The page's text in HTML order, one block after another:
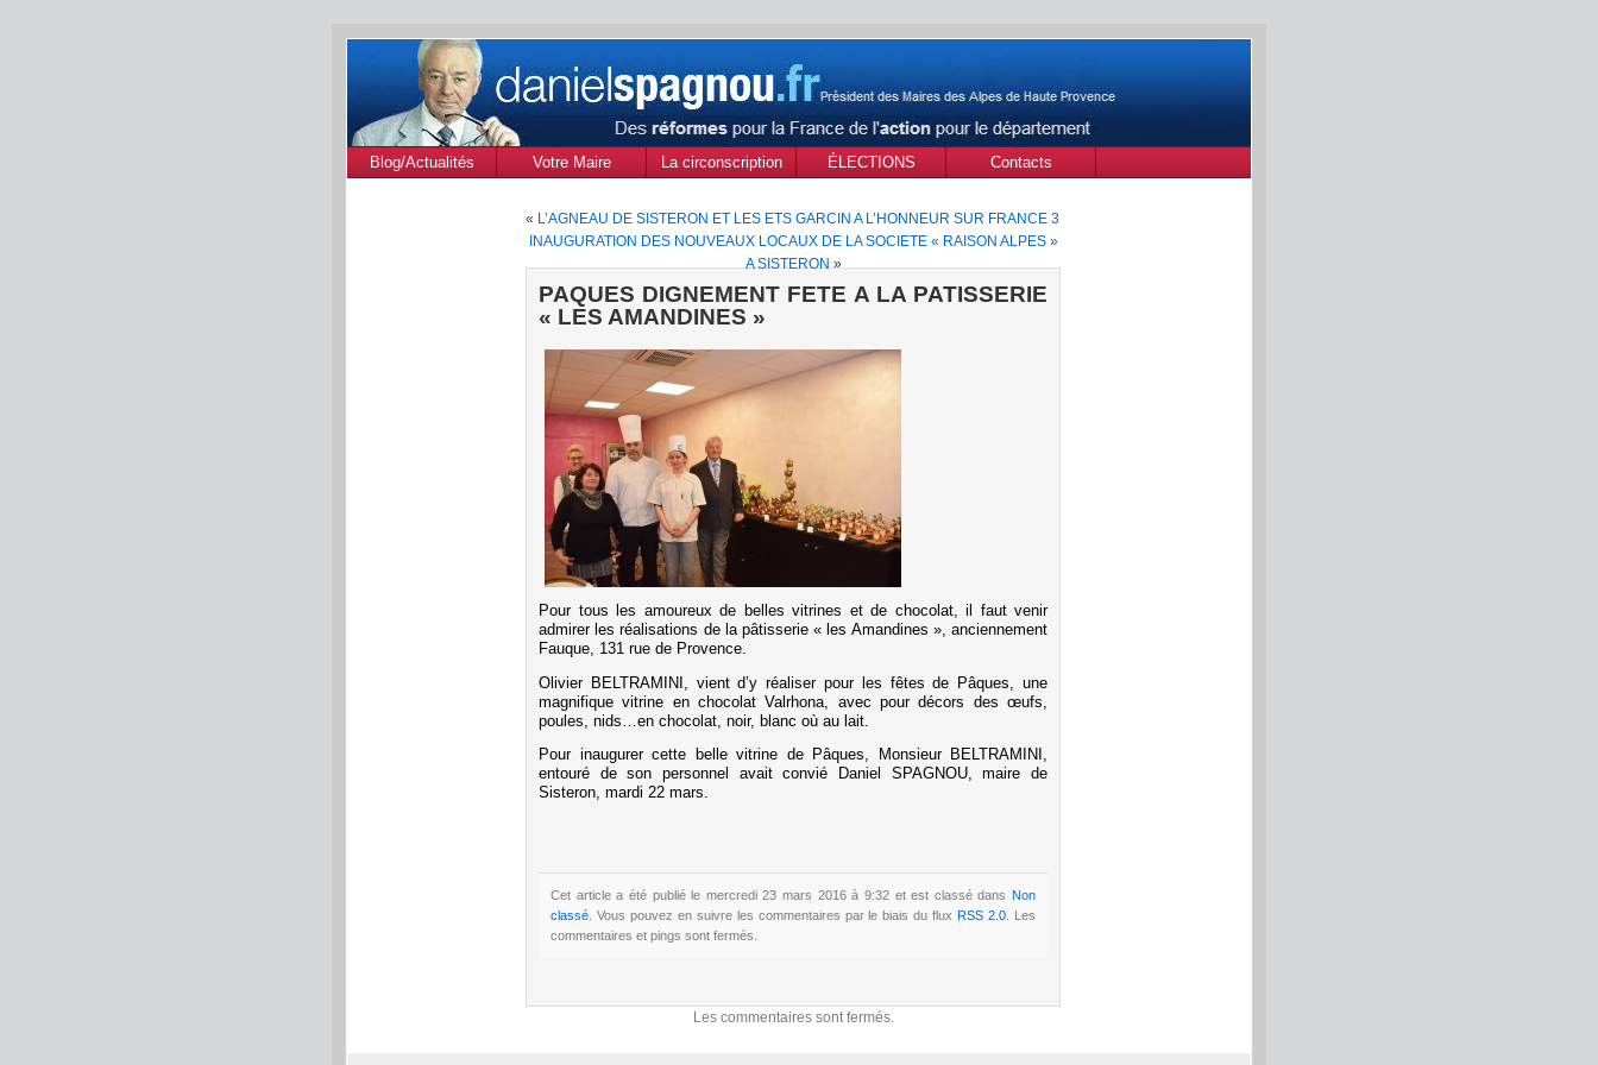
Blog/Actualités Votre Maire
La circonscription
Provence
ÉLECTIONS
2020
Contacts
« L’AGNEAU DE SISTERON ET LES ETS GARCIN A L’HONNEUR SUR FRANCE 3
INAUGURATION DES NOUVEAUX LOCAUX DE LA SOCIETE « RAISON ALPES »
A SISTERON»
PAQUES DIGNEMENT FETE A LA PATISSERIE
« LES AMANDINES »
Pour tous les amoureux de belles vitrines et de chocolat, il faut venir
admirer les réalisations de la pâtisserie « les Amandines », anciennement
Fauque, 131 rue de Provence.
Olivier BELTRAMINI, vient d’y réaliser pour les fêtes de Pâques, une
magnifique vitrine en chocolat Valrhona, avec pour décors des œufs,
poules, nids…en chocolat, noir, blanc où au lait.
Pour inaugurer cette belle vitrine de Pâques, Monsieur BELTRAMINI,
entouré de son personnel avait convié Daniel SPAGNOU, maire de
Sisteron, mardi 22 mars.
Cet article a été publié le mercredi 23 mars 2016 à 9:32 et est classé dans Non
classé . Vous pouvez en suivre les commentaires par le biais du fluxRSS 2.0 . Les
commentaires et pings sont fermés.
Les commentaires sont fermés.